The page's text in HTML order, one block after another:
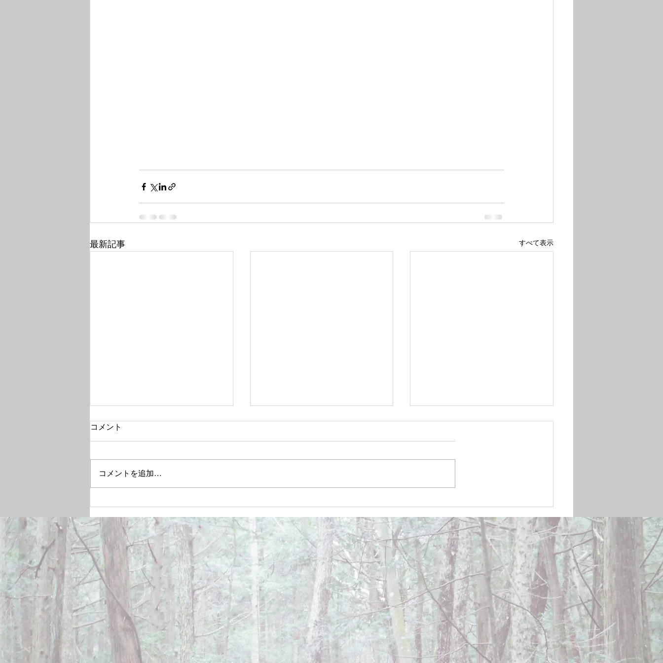
最新記事 すべて表示
December 28, 2024
コメント
コメントを追加…